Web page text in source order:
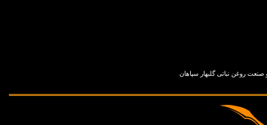
روغن نباتی گلبهار سپاهان